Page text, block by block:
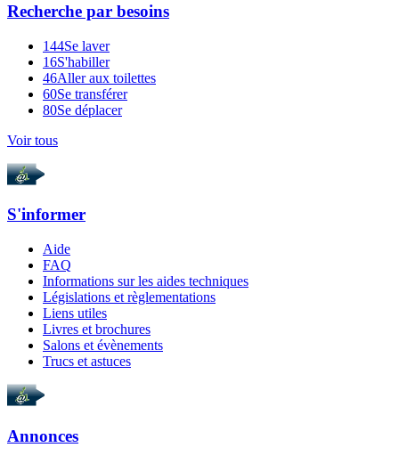
Recherche par besoins
144Se laver
16S'habiller
46Aller aux toilettes
60Se transférer
80Se déplacer
Voir tous
S'informer
Aide
FAQ
Informations sur les aides techniques
Législations et règlementations
Liens utiles
Livres et brochures
Salons et évènements
Trucs et astuces
Annonces